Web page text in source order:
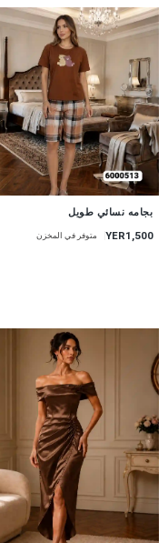
بجامه نسائي طويل
YER1,500 متوفر في المخزن